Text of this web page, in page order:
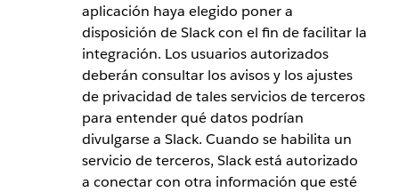
aplicación haya elegido poner a
disposición de Slack con el fin de facilitar la
integración. Los usuarios autorizados
deberán consultar los avisos y los ajustes
de privacidad de tales servicios de terceros
para entender qué datos podrían
divulgarse a Slack. Cuando se habilita un
servicio de terceros, Slack está autorizado
a conectar con otra información que esté